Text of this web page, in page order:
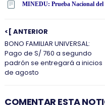
<[ ANTERIOR
BONO FAMILIAR UNIVERSAL:
Pago de S/ 760 a segundo
padrón se entregará a inicios
de agosto
COMENTAR ESTA